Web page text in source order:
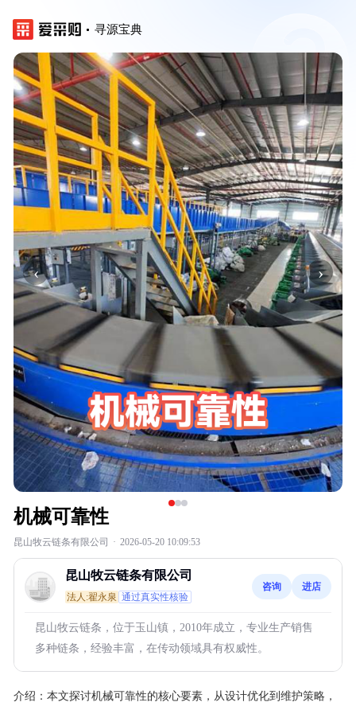
寻源宝典
‹ ›
机械可靠性
昆山牧云链条有限公司 · 2026-05-20 10:09:53
昆山牧云链条有限公司
法人:翟永泉 通过真实性核验
咨询 进店
昆山牧云链条，位于玉山镇，2010年成立，专业生产销售
多种链条，经验丰富，在传动领域具有权威性。
介绍： 本文探讨机械可靠性的核心要素，从设计优化到维护策略，